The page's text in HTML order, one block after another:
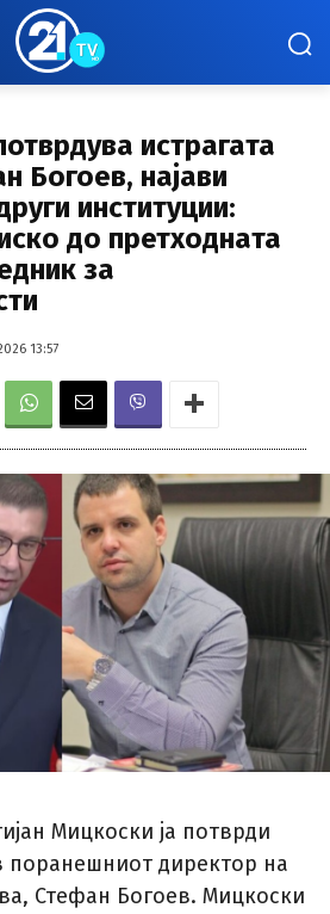
истрагата
Богоев, најави
институции:
до претходната
за
13:57
Мицкоски ја потврди
поранешниот директор на
Стефан Богоев. Мицкоски